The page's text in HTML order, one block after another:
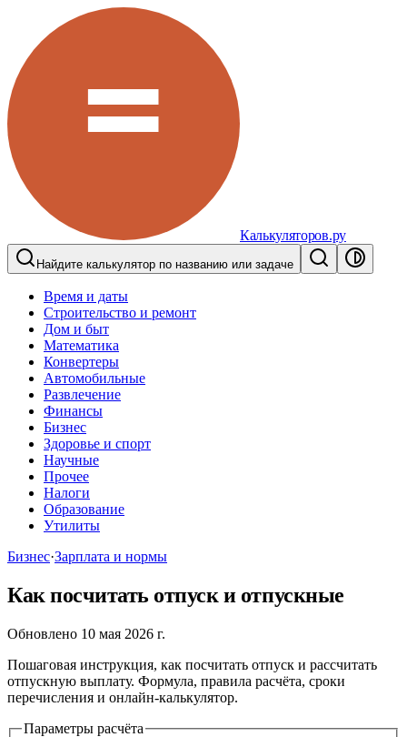
Калькуляторов.ру
Найдите калькулятор по названию или задаче
Время и даты
Строительство и ремонт
Дом и быт
Математика
Конвертеры
Автомобильные
Развлечение
Финансы
Бизнес
Здоровье и спорт
Научные
Прочее
Налоги
Образование
Утилиты
Бизнес·Зарплата и нормы
Как посчитать отпуск и отпускные
Обновлено 10 мая 2026 г.
Пошаговая инструкция, как посчитать отпуск и рассчитать
отпускную выплату. Формула, правила расчёта, сроки
перечисления и онлайн-калькулятор.
Параметры расчёта